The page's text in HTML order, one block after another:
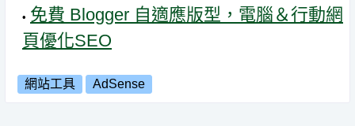
免費 Blogger 自適應版型，電腦＆行動網
頁優化SEO
網站工具 AdSense